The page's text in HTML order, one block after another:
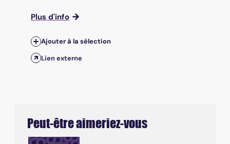
Plus d'info
Ajouter à la sélection
Lien externe
Peut-être aimeriez-vous